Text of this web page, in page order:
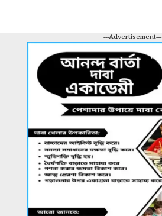
---Advertisement---